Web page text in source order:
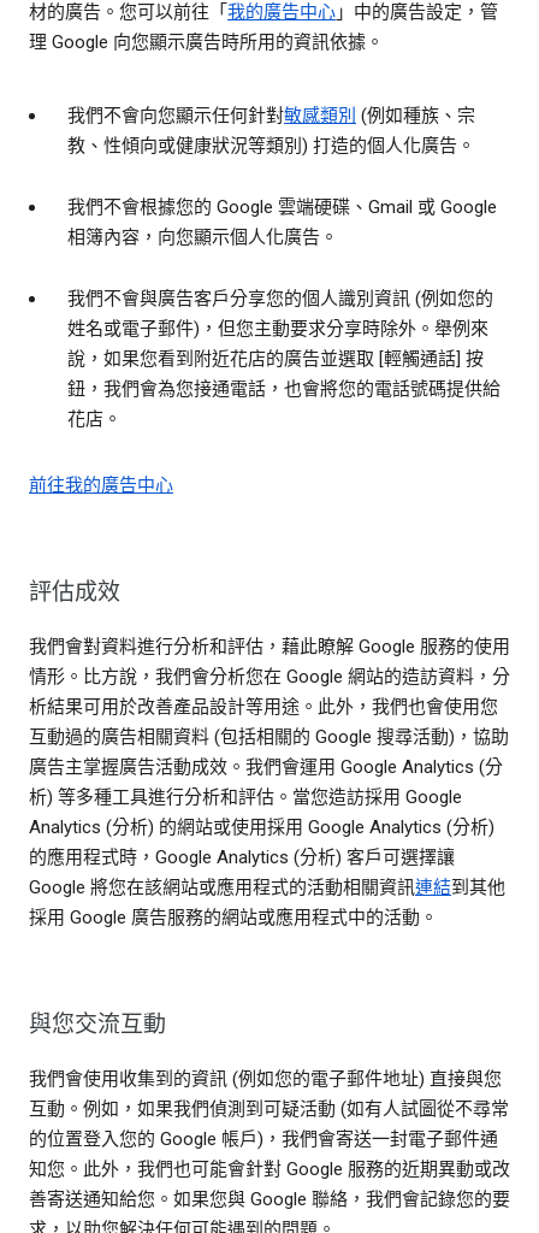
材的廣告。您可以前往「 我的廣告中心 」中的廣告設定，管
理 Google 向您顯示廣告時所用的資訊依據。
我們不會向您顯示任何針對敏感類別 (例如種族、宗
教、性傾向或健康狀況等類別) 打造的個人化廣告。
我們不會根據您的 Google 雲端硬碟、Gmail 或 Google
相簿內容，向您顯示個人化廣告。
我們不會與廣告客戶分享您的個人識別資訊 (例如您的
姓名或電子郵件)，但您主動要求分享時除外。舉例來
說，如果您看到附近花店的廣告並選取 [輕觸通話] 按
鈕，我們會為您接通電話，也會將您的電話號碼提供給
花店。
前往我的廣告中心
評估成效
我們會對資料進行分析和評估，藉此瞭解 Google 服務的使用
情形。比方說，我們會分析您在 Google 網站的造訪資料，分
析結果可用於改善產品設計等用途。此外，我們也會使用您
互動過的廣告相關資料 (包括相關的 Google 搜尋活動)，協助
廣告主掌握廣告活動成效。我們會運用 Google Analytics (分
析) 等多種工具進行分析和評估。當您造訪採用 Google
Analytics (分析) 的網站或使用採用 Google Analytics (分析)
的應用程式時，Google Analytics (分析) 客戶可選擇讓
Google 將您在該網站或應用程式的活動相關資訊連結到其他
採用 Google 廣告服務的網站或應用程式中的活動。
與您交流互動
我們會使用收集到的資訊 (例如您的電子郵件地址) 直接與您
互動。例如，如果我們偵測到可疑活動 (如有人試圖從不尋常
的位置登入您的 Google 帳戶)，我們會寄送一封電子郵件通
知您。此外，我們也可能會針對 Google 服務的近期異動或改
善寄送通知給您。如果您與 Google 聯絡，我們會記錄您的要